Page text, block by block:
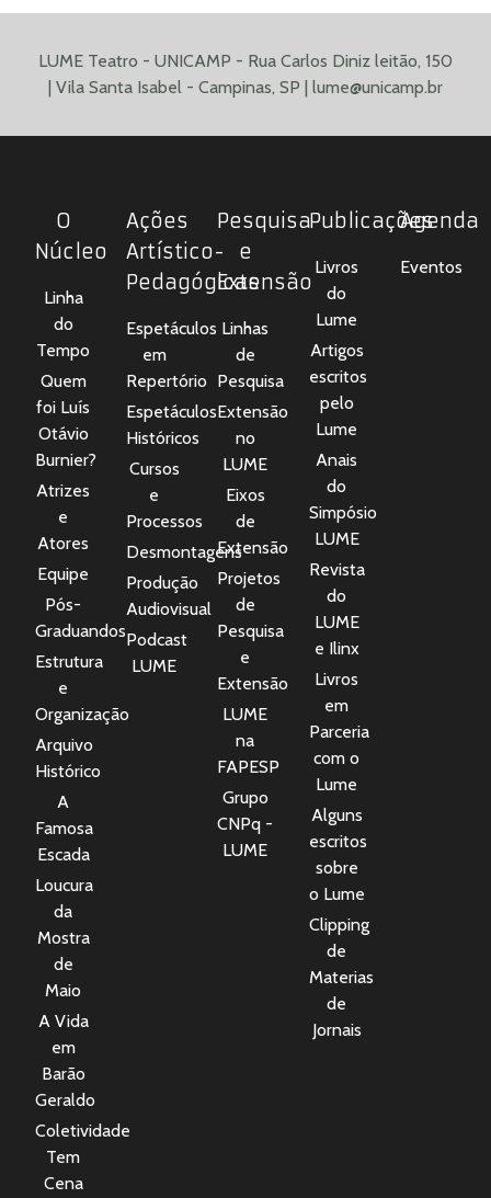
LUME Teatro - UNICAMP - Rua Carlos Diniz leitão, 150
| Vila Santa Isabel - Campinas, SP | lume@unicamp.br
O
Núcleo
Linha
do
Tempo
Quem
foi Luís
Otávio
Burnier?
Atrizes
e
Atores
Equipe
Pós-
Graduandos
Estrutura
e
Organização
Arquivo
Histórico
A
Famosa
Escada
Loucura
da
Mostra
de
Maio
A Vida
em
Barão
Geraldo
Coletividade
Tem
Cena
Ações
Artístico-
Pedagógicas
Espetáculos
em
Repertório
Espetáculos
Históricos
Cursos
e
Processos
Desmontagens
Produção
Audiovisual
Podcast
LUME
Pesquisa
e
Extensão
Linhas
de
Pesquisa
Extensão
no
LUME
Eixos
de
Extensão
Projetos
de
Pesquisa
e
Extensão
LUME
na
FAPESP
Grupo
CNPq -
LUME
Publicações
Livros
do
Lume
Artigos
escritos
pelo
Lume
Anais
do
Simpósio
LUME
Revista
do
LUME
e Ilinx
Livros
em
Parceria
com o
Lume
Alguns
escritos
sobre
o Lume
Clipping
de
Materias
de
Jornais
Agenda
Eventos